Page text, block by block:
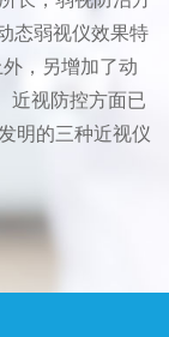
态弱视仪效果特
，另增加了动
近视防控方面已
明的三种近视仪